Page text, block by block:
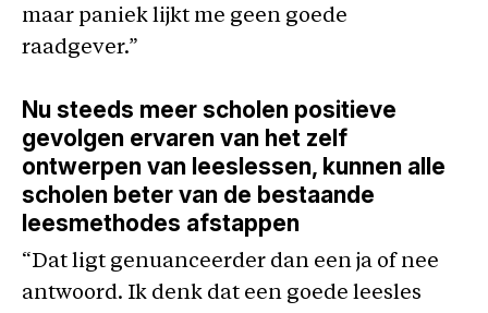
maar paniek lijkt me geen goede
raadgever.”
Nu steeds meer scholen positieve
gevolgen ervaren van het zelf
ontwerpen van leeslessen, kunnen alle
scholen beter van de bestaande
leesmethodes afstappen
“Dat ligt genuanceerder dan een ja of nee
antwoord. Ik denk dat een goede leesles